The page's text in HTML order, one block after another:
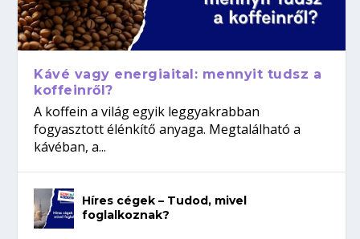
Kávé vagy energiaital: mennyit tudsz a
koffeinről?
A koffein a világ egyik leggyakrabban
fogyasztott élénkítő anyaga. Megtalálható a
kávéban, a...
Híres cégek – Tudod, mivel
foglalkoznak?